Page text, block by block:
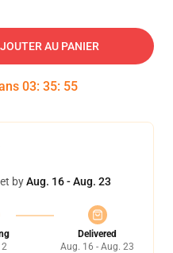
AU PANIER
03: 35: 54
byAug. 16 - Aug. 23
Delivered
Aug. 16 - Aug. 23